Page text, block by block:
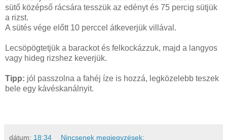
sütő középső rácsára tesszük az edényt és 75 percig sütjük
a rizst.
A sütés vége előtt 10 perccel átkeverjük villával.
Lecsöpögtetjük a barackot és felkockázzuk, majd a langyos
vagy hideg rizshez keverjük.
Tipp: jól passzolna a fahéj íze is hozzá, legközelebb teszek
bele egy kávéskanálnyit.
dátum: 18:34 Nincsenek megjegyzések: